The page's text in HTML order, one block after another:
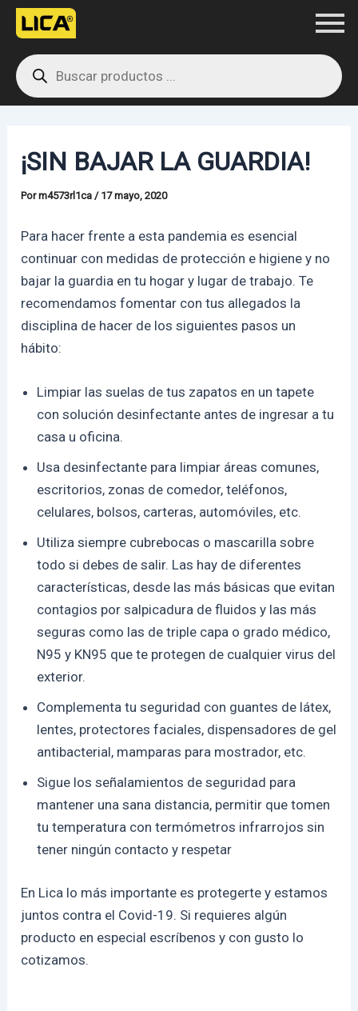
contenido
Products
search
¡SIN BAJAR LA GUARDIA!
Porm4573rl1ca / 17 mayo, 2020
Para hacer frente a esta pandemia es esencial
continuar con medidas de protección e higiene y no
bajar la guardia en tu hogar y lugar de trabajo. Te
recomendamos fomentar con tus allegados la
disciplina de hacer de los siguientes pasos un
hábito:
Limpiar las suelas de tus zapatos en un tapete
con solución desinfectante antes de ingresar a tu
casa u oficina.
Usa desinfectante para limpiar áreas comunes,
escritorios, zonas de comedor, teléfonos,
celulares, bolsos, carteras, automóviles, etc.
Utiliza siempre cubrebocas o mascarilla sobre
todo si debes de salir. Las hay de diferentes
características, desde las más básicas que evitan
contagios por salpicadura de fluidos y las más
seguras como las de triple capa o grado médico,
N95 y KN95 que te protegen de cualquier virus del
exterior.
Complementa tu seguridad con guantes de látex,
lentes, protectores faciales, dispensadores de gel
antibacterial, mamparas para mostrador, etc.
Sigue los señalamientos de seguridad para
mantener una sana distancia, permitir que tomen
tu temperatura con termómetros infrarrojos sin
tener ningún contacto y respetar
En Lica lo más importante es protegerte y estamos
juntos contra el Covid-19. Si requieres algún
producto en especial escríbenos y con gusto lo
cotizamos.
Navegación
de
entradas